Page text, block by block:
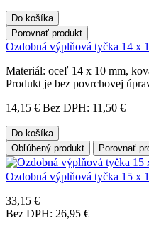
Do košíka
Porovnať produkt
Ozdobná výplňová tyčka 14 x
Materiál: oceľ 14 x 10 mm,
Produkt je bez povrchovej
14,15 € Bez DPH: 11,50 €
Do košíka
Obľúbený produkt
Porovnať
Ozdobná výplňová tyčka 15 x
33,15 €
Bez DPH: 26,95 €